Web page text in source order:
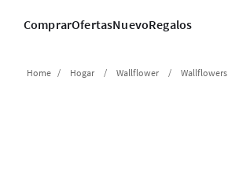
ComprarOfertasNuevoRegalos
Hogar Wallflower Wallflowers